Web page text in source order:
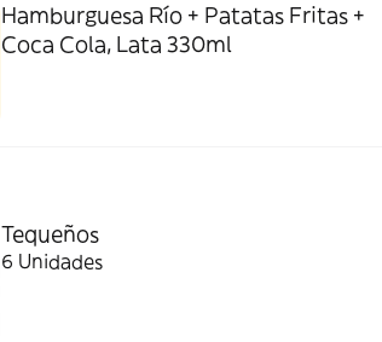
Hamburguesa Río + Patatas Fritas +
Coca Cola, Lata 330ml
Tequeños
6 Unidades